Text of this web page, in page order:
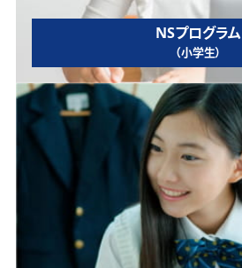
NSプログラム
（小学生）